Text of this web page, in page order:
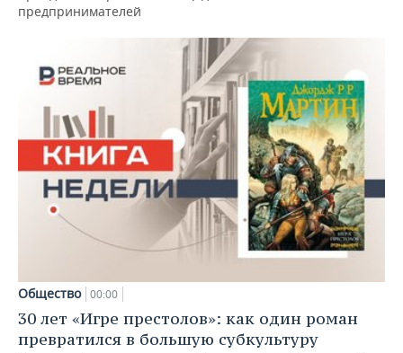
предпринимателей
Общество 00:00
30 лет «Игре престолов»: как один роман
превратился в большую субкультуру